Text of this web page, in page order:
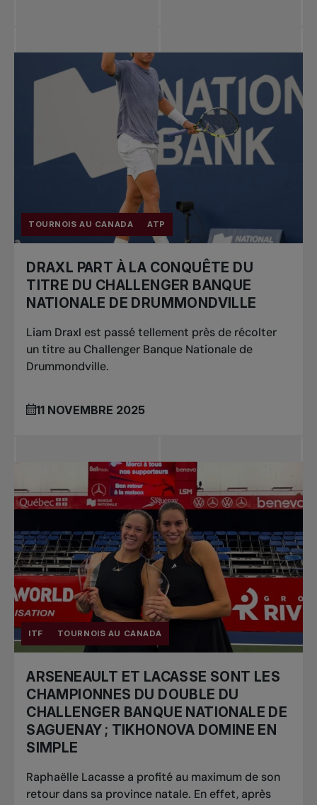
TOURNOIS AU CANADA ATP
DRAXL PART À LA CONQUÊTE DU
TITRE DU CHALLENGER BANQUE
NATIONALE DE DRUMMONDVILLE
Liam Draxl est passé tellement près de récolter
un titre au Challenger Banque Nationale de
Drummondville.
11 NOVEMBRE 2025
ITF TOURNOIS AU CANADA
ARSENEAULT ET LACASSE SONT LES
CHAMPIONNES DU DOUBLE DU
CHALLENGER BANQUE NATIONALE DE
SAGUENAY ; TIKHONOVA DOMINE EN
SIMPLE
Raphaëlle Lacasse a profité au maximum de son
retour dans sa province natale. En effet, après